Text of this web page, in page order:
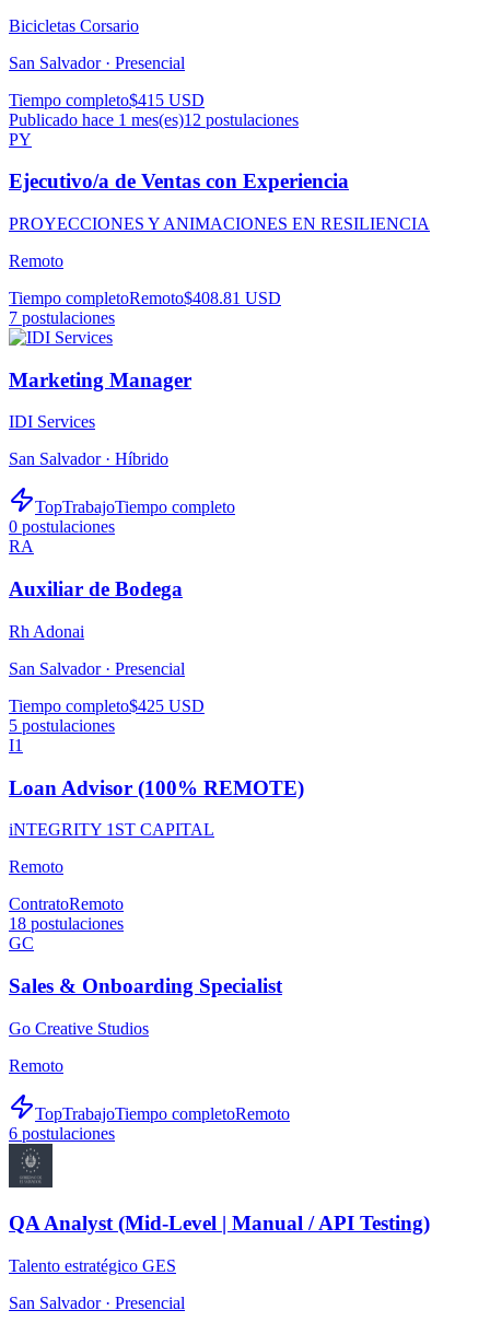
Bicicletas Corsario
San Salvador · Presencial
Tiempo completo$415 USD
Publicado hace 1 mes(es)12 postulaciones
PY
Ejecutivo/a de Ventas con Experiencia
PROYECCIONES Y ANIMACIONES EN RESILIENCIA
Remoto
Tiempo completoRemoto$408.81 USD
7 postulaciones
Marketing Manager
IDI Services
San Salvador · Híbrido
TopTrabajoTiempo completo
0 postulaciones
RA
Auxiliar de Bodega
Rh Adonai
San Salvador · Presencial
Tiempo completo$425 USD
5 postulaciones
I1
Loan Advisor (100% REMOTE)
iNTEGRITY 1ST CAPITAL
Remoto
ContratoRemoto
18 postulaciones
GC
Sales & Onboarding Specialist
Go Creative Studios
Remoto
TopTrabajoTiempo completoRemoto
6 postulaciones
QA Analyst (Mid-Level | Manual / API Testing)
Talento estratégico GES
San Salvador · Presencial